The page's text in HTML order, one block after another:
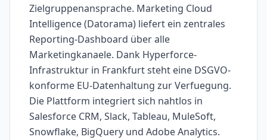
Zielgruppenansprache. Marketing Cloud
Intelligence (Datorama) liefert ein zentrales
Reporting-Dashboard über alle
Marketingkanaele. Dank Hyperforce-
Infrastruktur in Frankfurt steht eine DSGVO-
konforme EU-Datenhaltung zur Verfuegung.
Die Plattform integriert sich nahtlos in
Salesforce CRM, Slack, Tableau, MuleSoft,
Snowflake, BigQuery und Adobe Analytics.